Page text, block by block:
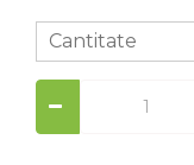
Cantitate
Parfum
femei
similar